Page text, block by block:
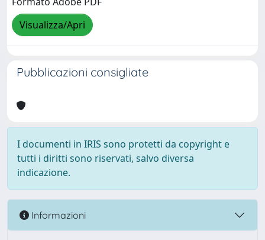
Visualizza/Apri
Pubblicazioni consigliate
I documenti in IRIS sono protetti da copyright e
tutti i diritti sono riservati, salvo diversa
indicazione.
Informazioni